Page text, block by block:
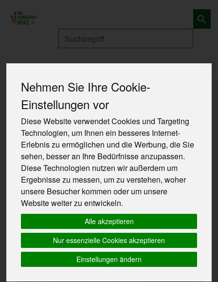
Nehmen Sie Ihre Cookie-
Einstellungen vor
Diese Website verwendet Cookies und Targeting
Technologien, um Ihnen ein besseres Internet-
Erlebnis zu ermöglichen und die Werbung, die Sie
sehen, besser an Ihre Bedürfnisse anzupassen.
Diese Technologien nutzen wir außerdem um
Ergebnisse zu messen, um zu verstehen, woher
unsere Besucher kommen oder um unsere
Website weiter zu entwickeln.
Alle akzeptieren
Nur essenzielle Cookies akzeptieren
Einstellungen ändern